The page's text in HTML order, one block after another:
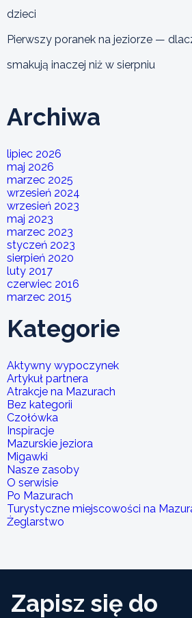
dzieci
Pierwszy poranek na jeziorze —
smakują inaczej niż w sierpniu
Archiwa
lipiec 2026
maj 2026
marzec 2025
wrzesień 2024
wrzesień 2023
maj 2023
marzec 2023
styczeń 2023
sierpień 2020
luty 2017
czerwiec 2016
marzec 2015
Kategorie
Aktywny wypoczynek
Artykuł partnera
Atrakcje na Mazurach
Bez kategorii
Czołówka
Inspiracje
Mazurskie jeziora
Migawki
Nasze zasoby
O serwisie
Po Mazurach
Turystyczne miejscowości na
Żeglarstwo
Zapisz się do